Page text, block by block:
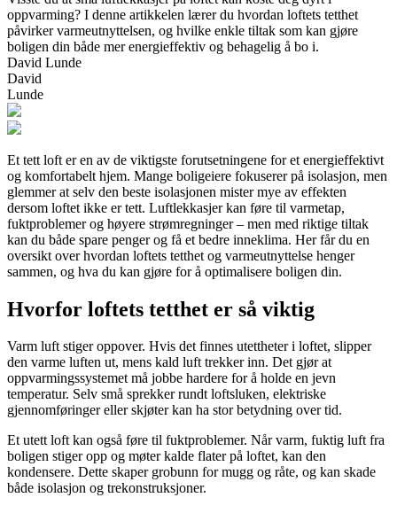
oppvarming? I denne artikkelen lærer du hvordan loftets tetthet
påvirker varmeutnyttelsen, og hvilke enkle tiltak som kan gjøre
boligen din både mer energieffektiv og behagelig å bo i.
David Lunde
David
Lunde
Et tett loft er en av de viktigste forutsetningene for et energieffektivt
og komfortabelt hjem. Mange boligeiere fokuserer på isolasjon, men
glemmer at selv den beste isolasjonen mister mye av effekten
dersom loftet ikke er tett. Luftlekkasjer kan føre til varmetap,
fuktproblemer og høyere strømregninger – men med riktige tiltak
kan du både spare penger og få et bedre inneklima. Her får du en
oversikt over hvordan loftets tetthet og varmeutnyttelse henger
sammen, og hva du kan gjøre for å optimalisere boligen din.
Hvorfor loftets tetthet er så viktig
Varm luft stiger oppover. Hvis det finnes utettheter i loftet, slipper
den varme luften ut, mens kald luft trekker inn. Det gjør at
oppvarmingssystemet må jobbe hardere for å holde en jevn
temperatur. Selv små sprekker rundt loftsluken, elektriske
gjennomføringer eller skjøter kan ha stor betydning over tid.
Et utett loft kan også føre til fuktproblemer. Når varm, fuktig luft fra
boligen stiger opp og møter kalde flater på loftet, kan den
kondensere. Dette skaper grobunn for mugg og råte, og kan skade
både isolasjon og trekonstruksjoner.